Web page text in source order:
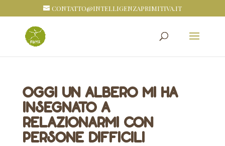
CONTATTO@INTELLIGENZAPRIMITIVA.IT
Oggi un albero mi ha
insegnato a
relazionarmi con
persone difficili